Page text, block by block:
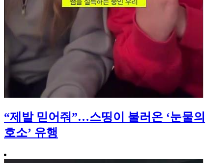
“제발 믿어줘”…스띵이 불러온 ‘눈물의
호소’ 유행